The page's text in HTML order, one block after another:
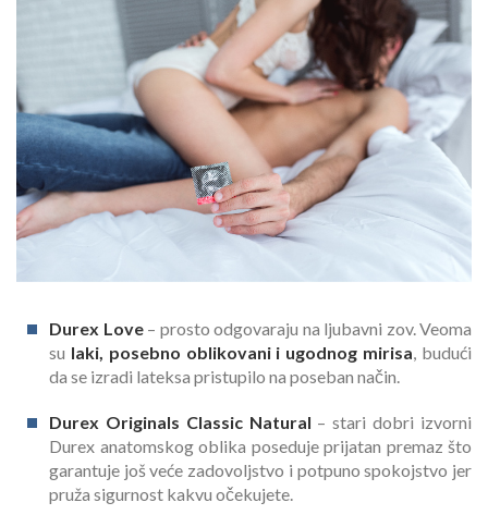
Durex Love– prosto odgovaraju na ljubavni zov. Veoma
su laki, posebno oblikovani i ugodnog mirisa , budući
da se izradi lateksa pristupilo na poseban način.
Durex Originals Classic Natural – stari dobri izvorni
Durex anatomskog oblika poseduje prijatan premaz što
garantuje još veće zadovoljstvo i potpuno spokojstvo jer
pruža sigurnost kakvu očekujete.